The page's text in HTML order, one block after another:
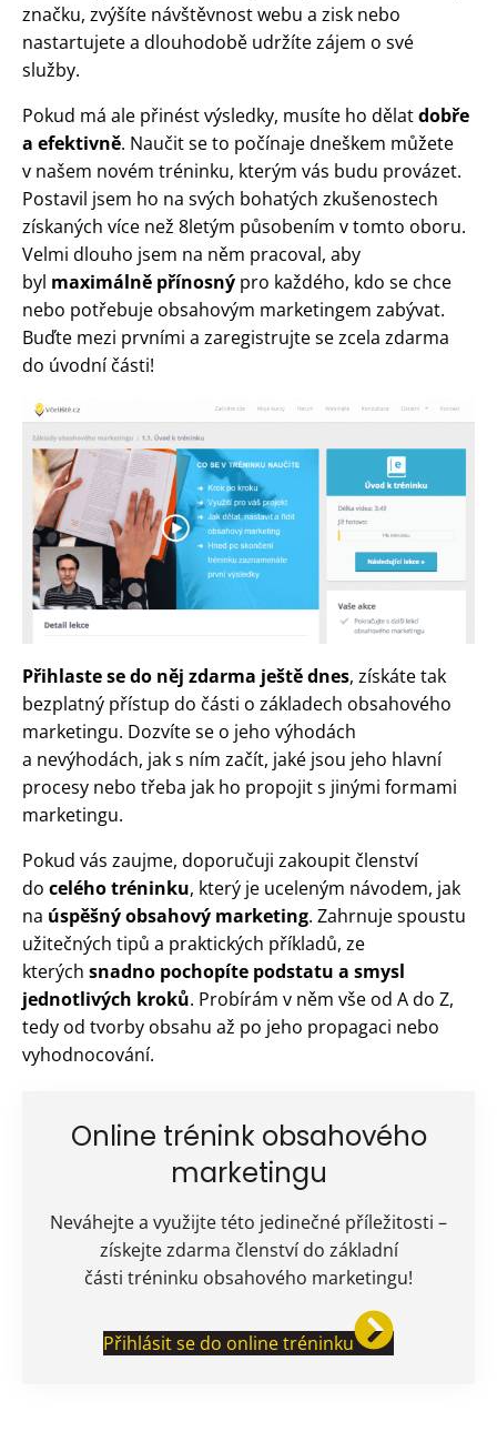
značku, zvýšíte návštěvnost webu a zisk nebo
nastartujete a dlouhodobě udržíte zájem o své
služby.
Pokud má ale přinést výsledky, musíte ho dělatdobře
a efektivně. Naučit se to počínaje dneškem můžete
v našem novém tréninku, kterým vás budu provázet.
Postavil jsem ho na svých bohatých zkušenostech
získaných více než 8letým působením v tomto oboru.
Velmi dlouho jsem na něm pracoval, aby
byl maximálně přínosný pro každého, kdo se chce
nebo potřebuje obsahovým marketingem zabývat.
Buďte mezi prvními a zaregistrujte se zcela zdarma
do úvodní části!
Přihlaste se do něj zdarma ještě dnes, získáte tak
bezplatný přístup do části o základech obsahového
marketingu. Dozvíte se o jeho výhodách
a nevýhodách, jak s ním začít, jaké jsou jeho hlavní
procesy nebo třeba jak ho propojit s jinými formami
marketingu.
Pokud vás zaujme, doporučuji zakoupit členství
do celého tréninku, který je uceleným návodem, jak
na úspěšný obsahový marketing. Zahrnuje spoustu
užitečných tipů a praktických příkladů, ze
kterých snadno pochopíte podstatu a smysl
jednotlivých kroků. Probírám v něm vše od A do Z,
tedy od tvorby obsahu až po jeho propagaci nebo
vyhodnocování.
Online trénink obsahového
marketingu
Neváhejte a využijte této jedinečné příležitosti –
získejte zdarma členství do základní
části tréninku obsahového marketingu!
Přihlásit se do online tréninku